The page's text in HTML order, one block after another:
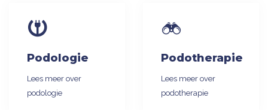
Podologie
Lees meer over
podologie
Podotherapie
Lees meer over
podotherapie